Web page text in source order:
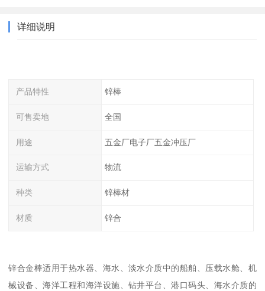
详细说明
产品特性 锌棒
可售卖地 全国
用途 五金厂电子厂五金冲压厂
运输方式 物流
种类 锌棒材
材质 锌合
锌合金棒适用于热水器、海水、淡水介质中的船舶、压载水舱、机
械设备、海洋工程和海洋设施、钻井平台、港口码头、海水介质的